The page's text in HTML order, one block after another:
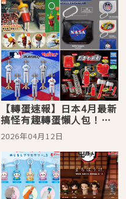
【轉蛋速報】日本4月最新
搞怪有趣轉蛋懶人包！擬
人番茄醬超鬧
2026年04月12日